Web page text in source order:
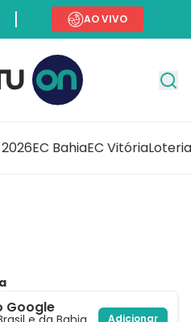
AO VIVO
EC BahiaEC Vitória
Google
Adicionar